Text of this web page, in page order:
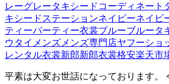
レーグレータキシード コーディネート
キシードステーションネイビーネイビ
ティーパーティー衣裳ブルーブルータ
ウタイ メンズ メンズ専門店ヤフーショ
レンタル衣裳新郎新郎衣裳格安楽天市
平素は大変お世話になっております